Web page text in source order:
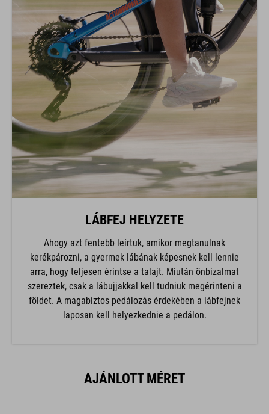
LÁBFEJ HELYZETE
Ahogy azt fentebb leírtuk, amikor megtanulnak
kerékpározni, a gyermek lábának képesnek kell lennie
arra, hogy teljesen érintse a talajt. Miután önbizalmat
szereztek, csak a lábujjakkal kell tudniuk megérinteni a
földet. A magabiztos pedálozás érdekében a lábfejnek
laposan kell helyezkednie a pedálon.
AJÁNLOTT MÉRET